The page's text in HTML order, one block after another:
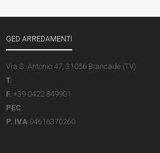
GED ARREDAMENTI
Via S. Antonio 47, 31056 Biancade (TV)
T.
F. +39 0422 849901
PEC
P. IVA 04616370260